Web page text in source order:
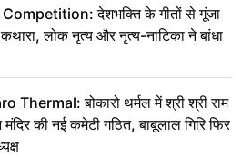
देशभक्ति के गीतों से गूंजा
कथारा, लोक नृत्य और नृत्य-नाटिका ने बांधा
Thermal: बोकारो थर्मल में श्री श्री राम
मंदिर की नई कमेटी गठित, बाबूलाल गिरि फिर